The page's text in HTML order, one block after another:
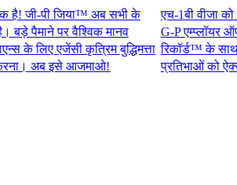
पी जिया™ अब सभी के
पर वैश्विक मानव
एजेंसी कृत्रिम बुद्धिमत्ता
अब इसे आजमाओ!​​
एच-1बी वीजा को
G-P एम्प्लॉयर ऑफ
रिकॉर्ड™ के साथ टॉप
प्रतिभाओं को ऐक्सेस